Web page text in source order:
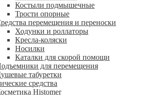
Костыли подмышечные
Трости опорные
перемещения и переноски
Ходунки и роллаторы
Кресла-коляски
Носилки
Каталки для скорой помощи
для перемещения
табуретки
средства
Histomer